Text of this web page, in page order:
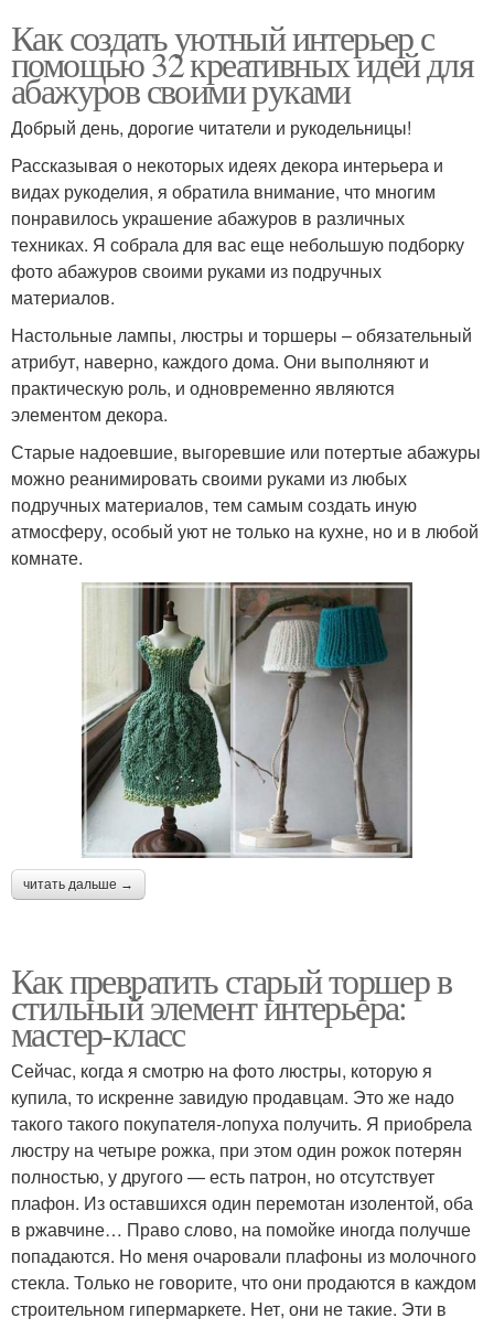
Как создать уютный интерьер с
помощью 32 креативных идей для
абажуров своими руками
Добрый день, дорогие читатели и рукодельницы!
Рассказывая о некоторых идеях декора интерьера и
видах рукоделия, я обратила внимание, что многим
понравилось украшение абажуров в различных
техниках. Я собрала для вас еще небольшую подборку
фото абажуров своими руками из подручных
материалов.
Настольные лампы, люстры и торшеры – обязательный
атрибут, наверно, каждого дома. Они выполняют и
практическую роль, и одновременно являются
элементом декора.
Старые надоевшие, выгоревшие или потертые абажуры
можно реанимировать своими руками из любых
подручных материалов, тем самым создать иную
атмосферу, особый уют не только на кухне, но и в любой
комнате.
читать дальше →
Как превратить старый торшер в
стильный элемент интерьера:
мастер-класс
Сейчас, когда я смотрю на фото люстры, которую я
купила, то искренне завидую продавцам. Это же надо
такого такого покупателя-лопуха получить. Я приобрела
люстру на четыре рожка, при этом один рожок потерян
полностью, у другого — есть патрон, но отсутствует
плафон. Из оставшихся один перемотан изолентой, оба
в ржавчине… Право слово, на помойке иногда получше
попадаются. Но меня очаровали плафоны из молочного
стекла. Только не говорите, что они продаются в каждом
строительном гипермаркете. Нет, они не такие. Эти в